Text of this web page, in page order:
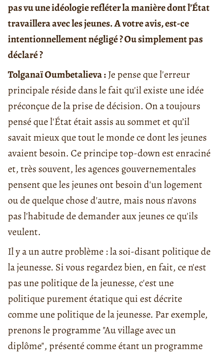
pas vu une idéologie refléter la manière dont l’État
travaillera avec les jeunes. A votre avis, est-ce
intentionnellement négligé ? Ou simplement pas
déclaré ?
Tolganaï Oumbetalieva :Je pense que l'erreur
principale réside dans le fait qu'il existe une idée
préconçue de la prise de décision. On a toujours
pensé que l'État était assis au sommet et qu’il
savait mieux que tout le monde ce dont les jeunes
avaient besoin. Ce principe top-down est enraciné
et, très souvent, les agences gouvernementales
pensent que les jeunes ont besoin d'un logement
ou de quelque chose d'autre, mais nous n'avons
pas l'habitude de demander aux jeunes ce qu'ils
veulent.
Il y a un autre problème : la soi-disant politique de
la jeunesse. Si vous regardez bien, en fait, ce n'est
pas une politique de la jeunesse, c'est une
politique purement étatique qui est décrite
comme une politique de la jeunesse. Par exemple,
prenons le programme "Au village avec un
diplôme", présenté comme étant un programme